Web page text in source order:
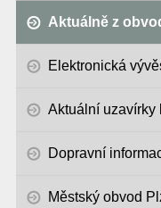
Aktuálně z
Elektronická
Aktuální uzavírky
Dopravní
Městský obvod